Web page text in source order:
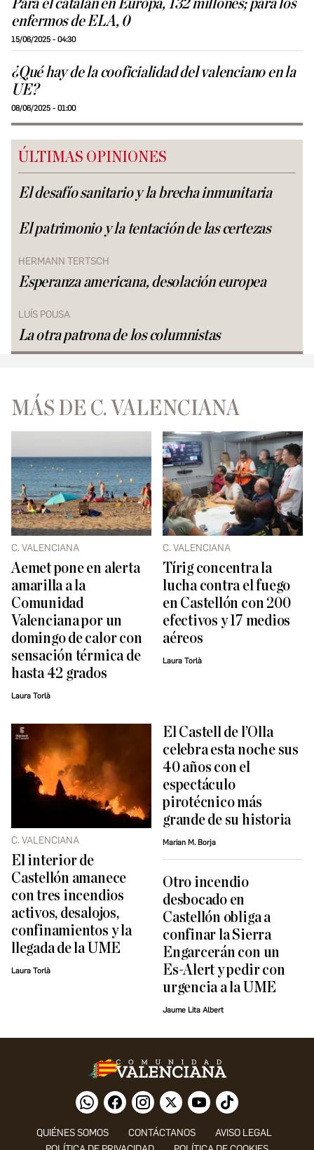
Para el catalán en Europa, 132 millones; para los
enfermos de ELA, 0
15/06/2025 - 04:30
¿Qué hay de la cooficialidad del valenciano en la
UE?
08/06/2025 - 01:00
ÚLTIMAS OPINIONES
El desafío sanitario y la brecha inmunitaria
El patrimonio y la tentación de las certezas
HERMANN TERTSCH
Esperanza americana, desolación europea
LUÍS POUSA
La otra patrona de los columnistas
MÁS DE C. VALENCIANA
C. VALENCIANA
Aemet pone en alerta
amarilla a la
Comunidad
Valenciana por un
domingo de calor con
sensación térmica de
hasta 42 grados
Laura Torlà
C. VALENCIANA
Tírig concentra la
lucha contra el fuego
en Castellón con 200
efectivos y 17 medios
aéreos
Laura Torlà
C. VALENCIANA
El interior de
Castellón amanece
con tres incendios
activos, desalojos,
confinamientos y la
llegada de la UME
Laura Torlà
El Castell de l’Olla
celebra esta noche sus
40 años con el
espectáculo
pirotécnico más
grande de su historia
Marian M. Borja
Otro incendio
desbocado en
Castellón obliga a
confinar la Sierra
Engarcerán con un
Es-Alert y pedir con
urgencia a la UME
Jaume Lita Albert
QUIÉNES SOMOS CONTÁCTANOS
AVISO LEGAL